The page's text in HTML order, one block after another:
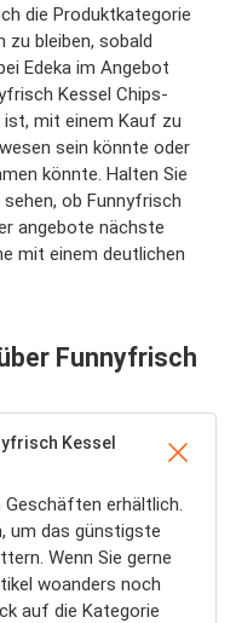
die Produktkategorie
bleiben, sobald
Edeka im Angebot
Kessel Chips-
ist, mit einem Kauf zu
sein könnte oder
könnte. Halten Sie
ob Funnyfrisch
angebote nächste
mit einem deutlichen
Funnyfrisch
Kessel
erhältlich.
um das günstigste
Wenn Sie gerne
woanders noch
auf die Kategorie